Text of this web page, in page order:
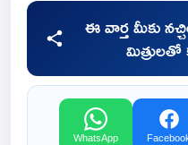
ఈ వార్త మీకు
WhatsApp